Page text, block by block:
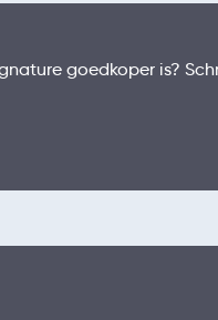
goedkoper is?